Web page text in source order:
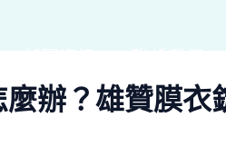
辦？雄贊膜衣